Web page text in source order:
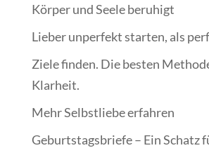
Körper und Seele beruhigt
Lieber unperfekt starten, als
Ziele finden. Die besten
Klarheit.
Mehr Selbstliebe erfahren
Geburtstagsbriefe – Ein Schatz